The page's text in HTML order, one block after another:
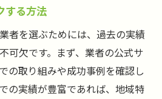
する方法
者を選ぶためには、過去の実績
可欠です。まず、業者の公式サ
の取り組みや成功事例を確認し
の実績が豊富であれば、地域特